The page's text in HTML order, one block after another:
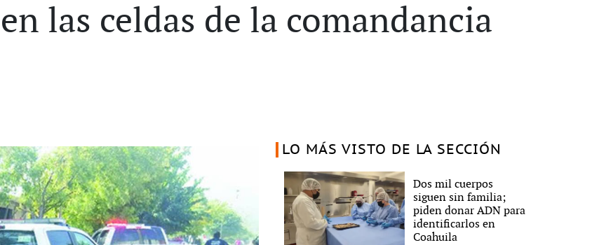
las celdas de la comandancia
LO MÁS VISTO DE LA SECCIÓN
Dos mil cuerpos
siguen sin familia;
piden donar ADN para
identificarlos en
Coahuila